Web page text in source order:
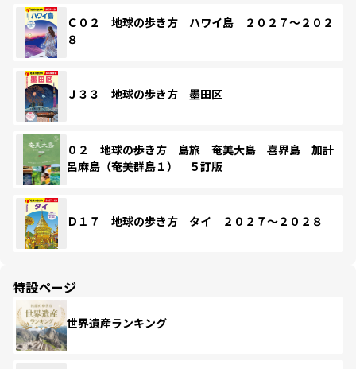
Ｃ０２ 地球の歩き方 ハワイ島 ２０２７～２０２
８
Ｊ３３ 地球の歩き方 墨田区
０２ 地球の歩き方 島旅 奄美大島 喜界島 加計
呂麻島（奄美群島１） ５訂版
Ｄ１７ 地球の歩き方 タイ ２０２７～２０２８
特設ページ
世界遺産ランキング